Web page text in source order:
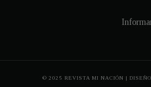
© 2025 REVISTA MI NACIÓN | DISEÑO